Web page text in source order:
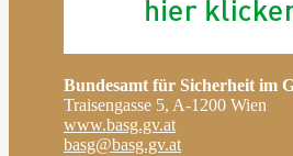
Bundesamt für Sicherheit im
Traisengasse 5, A-1200 Wien
www.basg.gv.at
basg@basg.gv.at